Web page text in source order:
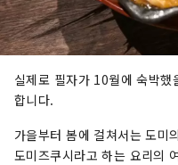
실제로 필자가 10월에 숙박
합니다.
가을부터 봄에 걸쳐서는 ​​도미
도미즈쿠시라고 하는 요리의